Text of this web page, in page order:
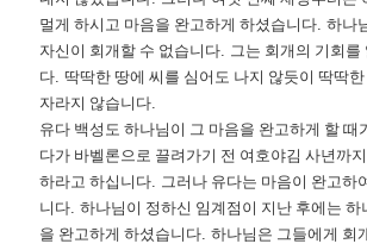
멀게 하시고 마음을 완고하게 하셨습니다.하나
자신이 회개할 수 없습니다. 그는 회개의 기회를
다.딱딱한 땅에 씨를 심어도 나지 않듯이 딱딱
자라지 않습니다.
유다 백성도 하나님이 그 마음을 완고하게 할 때
다가 바벨론으로 끌려가기 전 여호야김 사년까
하라고 하십니다. 그러나 유다는 마음이 완고하
니다.하나님이 정하신 임계점이 지난 후에는 하
을 완고하게 하셨습니다.하나님은 그들에게 회